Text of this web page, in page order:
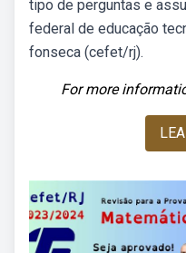
tipo de perguntas e
federal de educação
fonseca (cefet/rj).
For more